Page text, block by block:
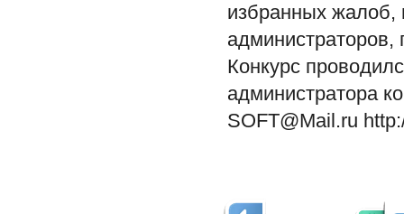
избранных жалоб,
администраторов,
Конкурс
администратора
SOFT@Mail.ru